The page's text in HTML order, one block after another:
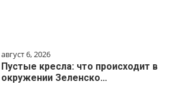
август 6, 2026
Пустые кресла: что происходит в
окружении Зеленско…